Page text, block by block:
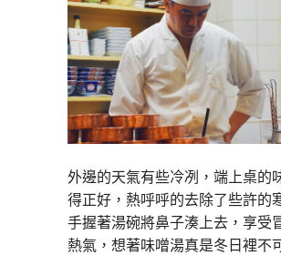
外邊的天氣有些冷冽，端上桌的
得正好，熱呼呼的去除了些許的
手握著湯碗將鼻子湊上去，享受
熱氣，想著味噌湯真是冬日裡不